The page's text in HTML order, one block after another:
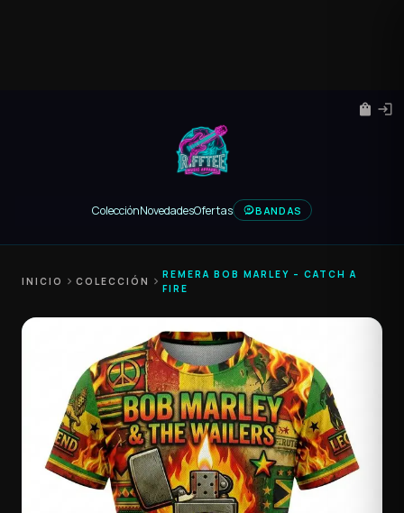
ColecciónNovedadesOfertas BANDAS
shopping_bag login
INICIO chevron_right COLECCIÓN chevron_right
REMERA BOB MARLEY – CATCH A
FIRE